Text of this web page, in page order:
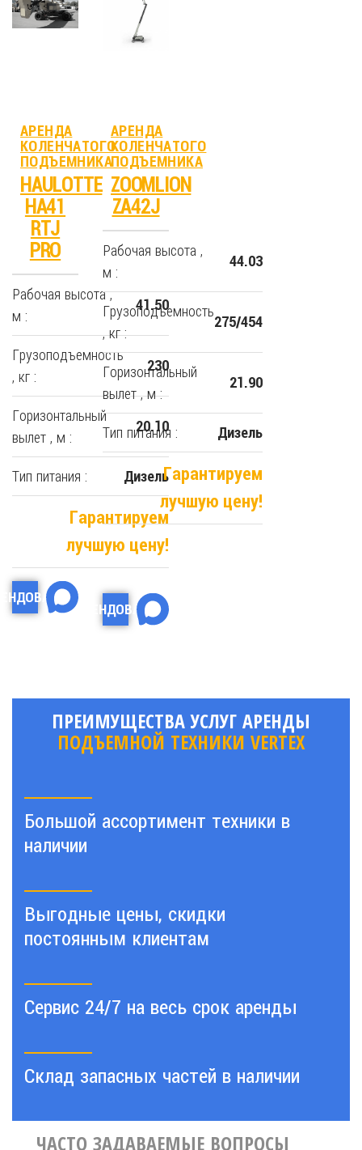
АРЕНДА
КОЛЕНЧАТОГО
ПОДЪЕМНИКА
HAULOTTE
HA41
RTJ
PRO
Рабочая высота ,
м :
41.50
Грузоподъемность
, кг :
230
Горизонтальный
вылет , м :
20.10
Тип питания : Дизель
Гарантируем
лучшую цену!
АРЕНДА
КОЛЕНЧАТОГО
ПОДЪЕМНИКА
ZOOMLION
ZA42J
Рабочая высота ,
м :
44.03
Грузоподъемность
, кг :
275/454
Горизонтальный
вылет , м :
21.90
Тип питания : Дизель
Гарантируем
лучшую цену!
АРЕНДОВАТЬ
ПРЕИМУЩЕСТВА УСЛУГ АРЕНДЫ
ПОДЪЕМНОЙ ТЕХНИКИ VERTEX
Большой ассортимент техники в
наличии
Выгодные цены, скидки
постоянным клиентам
Сервис 24/7 на весь срок аренды
Склад запасных частей в наличии
ЧАСТО ЗАДАВАЕМЫЕ ВОПРОСЫ